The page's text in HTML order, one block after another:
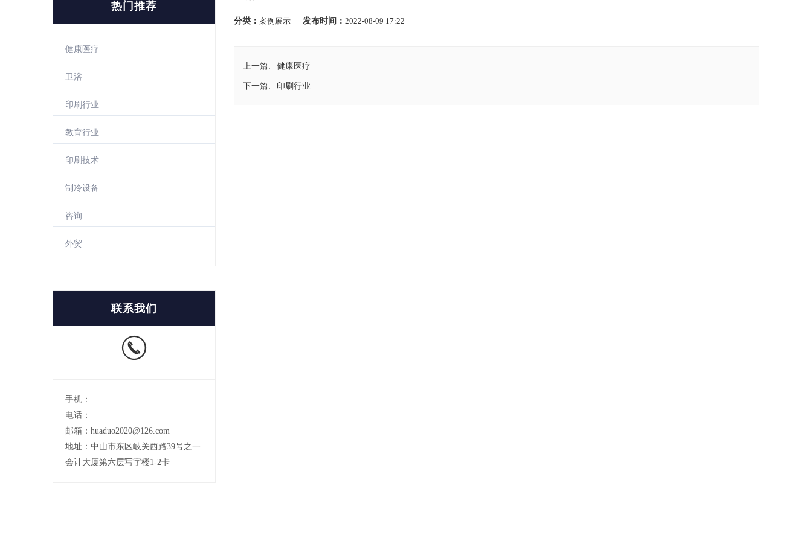
分类： 案例展示 发布时间： 2022-08-09 17:22
上一篇: 健康医疗
下一篇: 印刷行业
热门推荐
健康医疗
卫浴
印刷行业
教育行业
印刷技术
制冷设备
咨询
外贸
联系我们
手机：
电话：
邮箱：huaduo2020@126.com
地址：中山市东区岐关西路39号之一
会计大厦第六层写字楼1-2卡